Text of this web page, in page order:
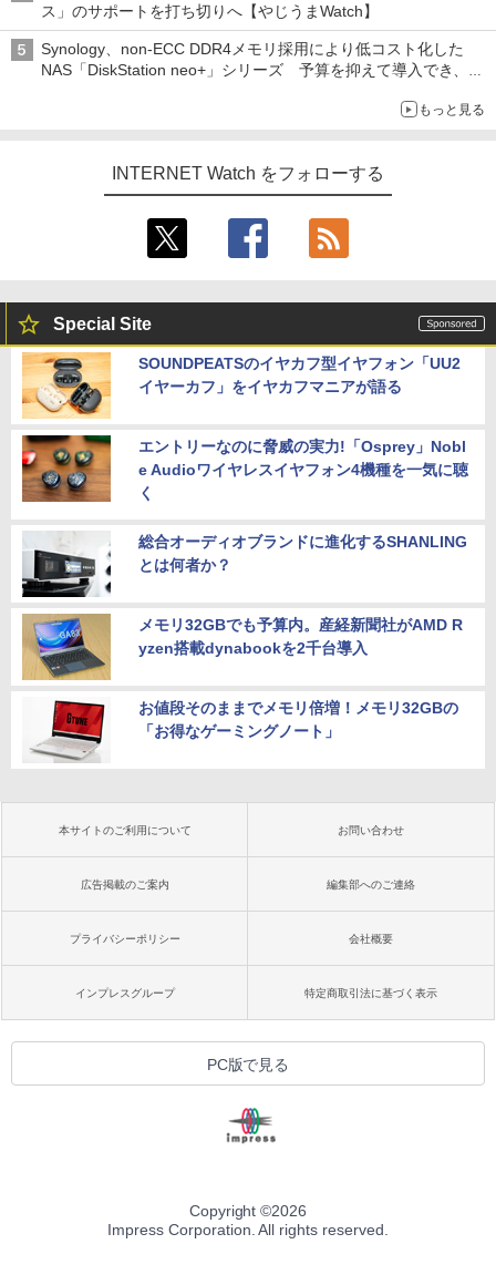
ス」のサポートを打ち切りへ【やじうまWatch】
Synology、non-ECC DDR4メモリ採用により低コスト化した
NAS「DiskStation neo+」シリーズ 予算を抑えて導入でき、
もっと見る
INTERNET Watch をフォローする
Special Site
SOUNDPEATSのイヤカフ型イヤフォン「UU2
イヤーカフ」をイヤカフマニアが語る
エントリーなのに脅威の実力!「Osprey」Nobl
e Audioワイヤレスイヤフォン4機種を一気に聴
く
総合オーディオブランドに進化するSHANLING
とは何者か？
メモリ32GBでも予算内。産経新聞社がAMD R
yzen搭載dynabookを2千台導入
お値段そのままでメモリ倍増！メモリ32GBの
「お得なゲーミングノート」
本サイトのご利用について お問い合わせ
広告掲載のご案内 編集部へのご連絡
プライバシーポリシー 会社概要
インプレスグループ 特定商取引法に基づく表示
PC版で見る
Copyright ©2026
Impress Corporation. All rights reserved.